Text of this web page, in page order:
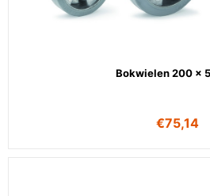
Bokwielen 200 x
€75,14